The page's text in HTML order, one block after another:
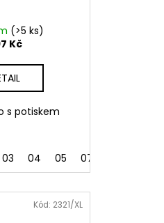
(>5 ks)
Kč
s potiskem
03 04 05 07
Kód: 2321/XL